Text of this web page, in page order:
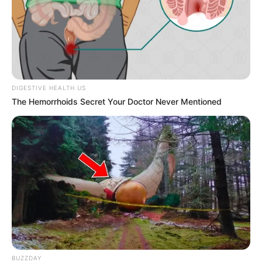
l’entrée de la ligne droite. Elle reste dangereuse si
elle parvient à éviter les erreurs, mais avec quatre
disqualifications sur cette piste, elle demeure un
pari risqué. Toutefois, si elle se montre appliquée,
elle pourrait bien surprendre et accrocher une belle
place.
A surveiller de près
8 – Grahika
Grahika se retrouve dans un engagement idéal, à la
limite du recul. Pieds nus pour cette course, elle a
été préparée avec soin et se présente avec des atouts
solides. Bien qu’elle n’ait pas une grande marge de
manœuvre, elle est à suivre de près pour les places,
d’autant plus qu’elle répond souvent présente dans
cette configuration.
DIGESTIVE HEALTH US
The Hemorrhoids Secret Your Doctor Never Mentioned
BUZZDAY